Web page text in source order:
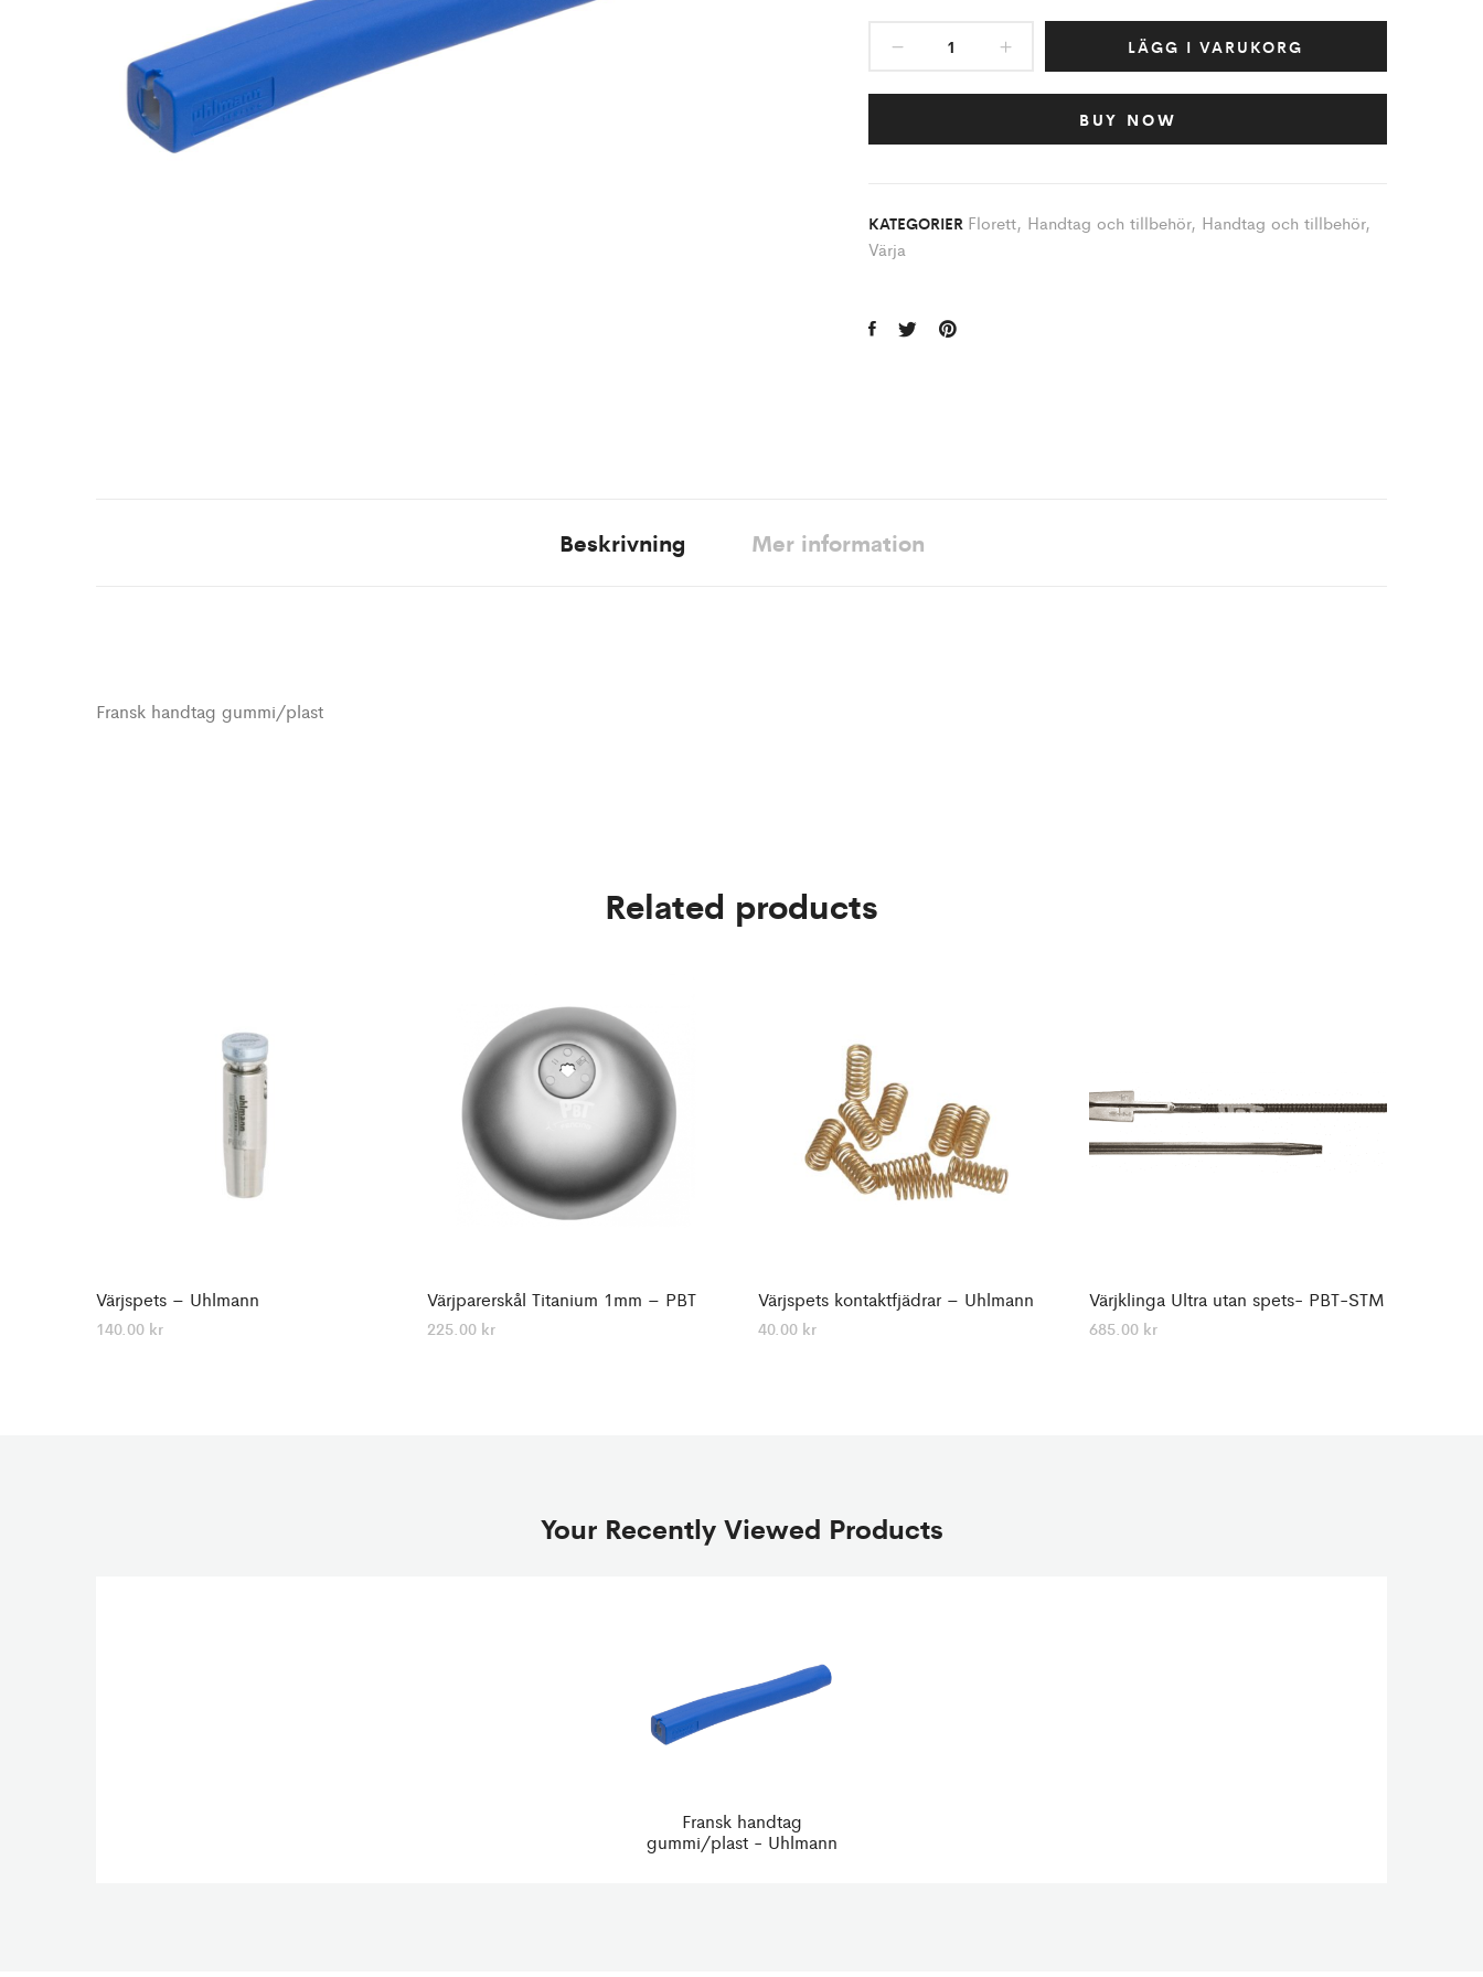
LÄGG I VARUKORG
BUY NOW
KATEGORIER Florett, Handtag och tillbehör, Handtag och tillbehör,
Värja
Beskrivning Mer information
Fransk handtag gummi/plast
Related products
Värjspets – Uhlmann
140.00 kr
Värjparerskål Titanium 1mm – PBT
225.00 kr
Värjspets kontaktfjädrar – Uhlmann
40.00 kr
Värjklinga Ultra utan spets- PBT-STM
685.00 kr
Your Recently Viewed Products
Fransk handtag
gummi/plast - Uhlmann